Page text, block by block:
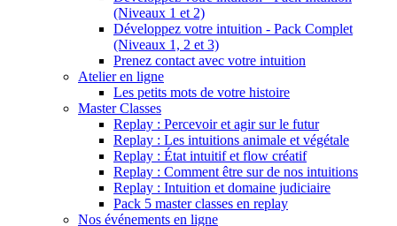
(Niveaux 1 et 2)
Développez votre intuition - Pack Complet
(Niveaux 1, 2 et 3)
Prenez contact avec votre intuition
Atelier en ligne
Les petits mots de votre histoire
Master Classes
Replay : Percevoir et agir sur le futur
Replay : Les intuitions animale et végétale
Replay : État intuitif et flow créatif
Replay : Comment être sur de nos intuitions
Replay : Intuition et domaine judiciaire
Pack 5 master classes en replay
Nos événements en ligne